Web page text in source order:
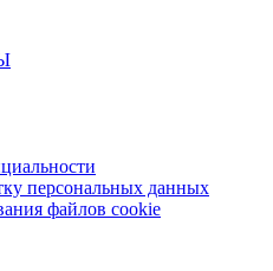
персональных данных
файлов сookie